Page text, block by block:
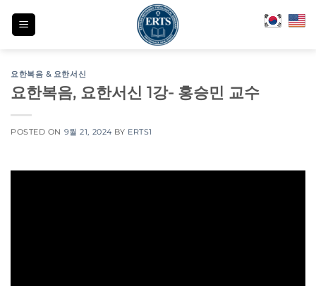
요한복음 & 요한서신
요한복음, 요한서신 1강- 홍승민 교수
POSTED ON 9월 21, 2024 BY ERTS1